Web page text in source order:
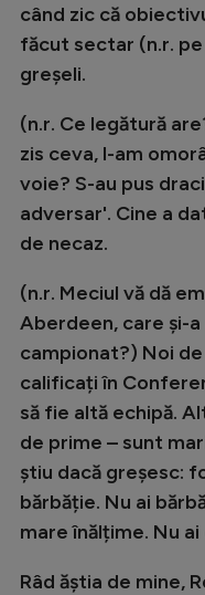
când zic că
făcut sectar (n.r. pe
greșeli.
(n.r. Ce legătură
zis ceva, l-am
voie? S-au pus
adversar'. Cine a
de necaz.
(n.r. Meciul vă dă
Aberdeen, care și-
campionat?) Noi
calificați în
să fie altă echipă.
de prime – sunt
știu dacă greșesc:
bărbăție. Nu ai
mare înălțime. Nu ai
Râd ăștia de mine,